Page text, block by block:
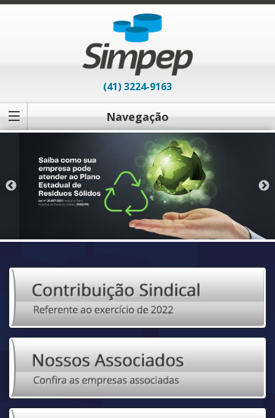
(41) 3224-9163
Navegação